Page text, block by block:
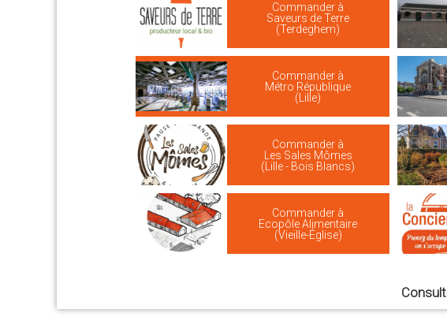
Commander à
Saveurs de Terre
(Terdeghem)
Commander à
Métro République
(Lille)
Commander à
Les Sales Mômes
(Lille - Bois Blancs)
Commander à
Ecopôle Alimentaire
(Vieille-Église)